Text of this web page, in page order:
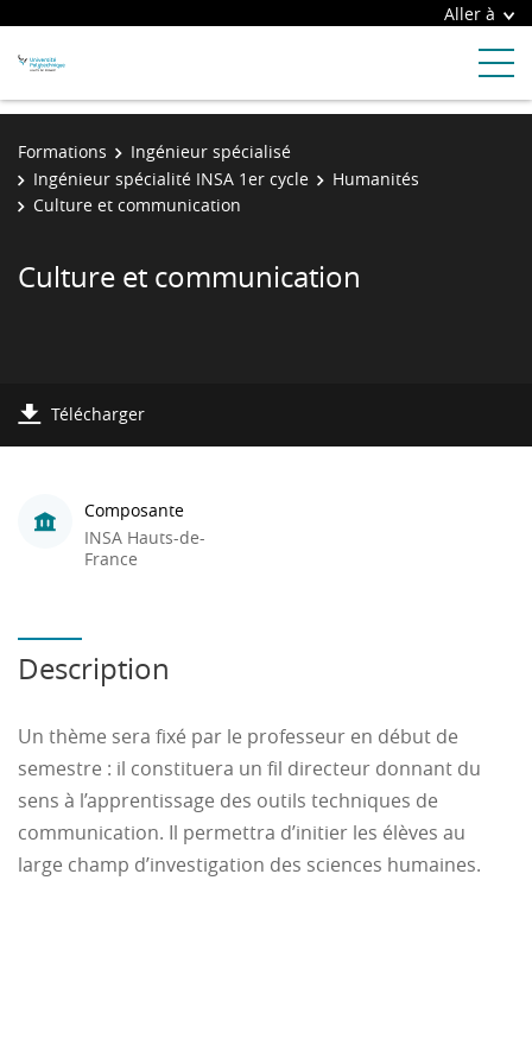
Aller à
Formations
Ingénieur spécialisé
Ingénieur spécialité INSA 1er cycle
Humanités
Culture et communication
Culture et communication
Télécharger
Composante
INSA Hauts-de-
France
Description
Un thème sera fixé par le professeur en début de
semestre : il constituera un fil directeur donnant du
sens à l’apprentissage des outils techniques de
communication. Il permettra d’initier les élèves au
large champ d’investigation des sciences humaines.